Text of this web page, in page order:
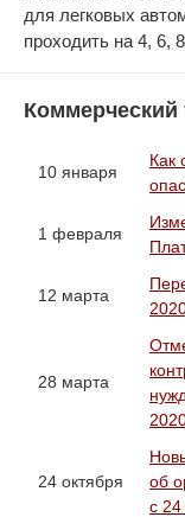
для легковых
проходить на 4, 6,
Коммерческий
10 января
Как
1 февраля
12 марта
28 марта
24 октября
об
с 24